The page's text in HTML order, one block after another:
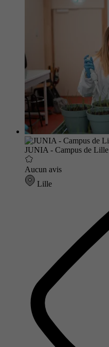
JUNIA - Campus de Lille
Aucun avis
Lille